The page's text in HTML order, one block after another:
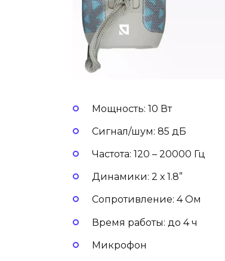
Мощность: 10 Вт
Сигнал/шум: 85 дБ
Частота: 120 – 20000 Гц
Динамики: 2 х 1.8”
Сопротивление: 4 Ом
Время работы: до 4 ч
Микрофон